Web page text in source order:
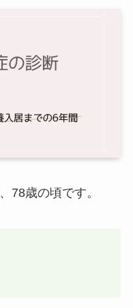
78歳の頃です。